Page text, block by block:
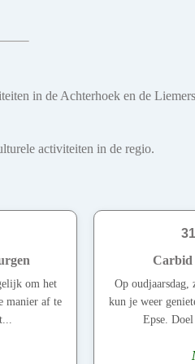
in de Achterhoek en de
activiteiten in de regio.
om het
manier af te
Carbid
Op oudjaarsdag,
kun je weer
Epse.